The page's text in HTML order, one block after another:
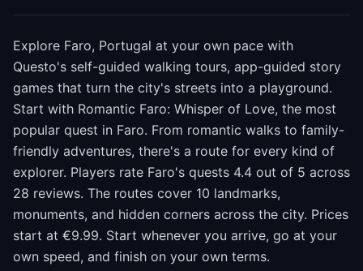
Explore Faro, Portugal at your own pace with
Questo's self-guided walking tours, app-guided story
games that turn the city's streets into a playground.
Start with Romantic Faro: Whisper of Love, the most
popular quest in Faro. From romantic walks to family-
friendly adventures, there's a route for every kind of
explorer. Players rate Faro's quests 4.4 out of 5 across
28 reviews. The routes cover 10 landmarks,
monuments, and hidden corners across the city. Prices
start at €9.99. Start whenever you arrive, go at your
own speed, and finish on your own terms.